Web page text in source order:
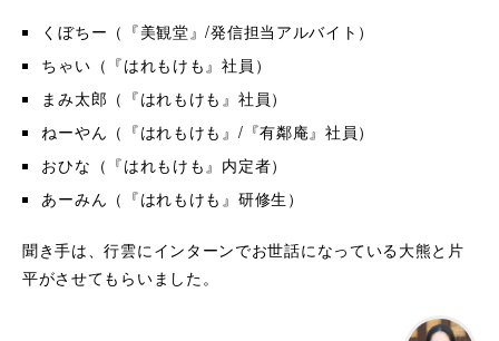
くぼちー（『美観堂』/発信担当アルバイト）
ちゃい（『はれもけも』社員）
まみ太郎（『はれもけも』社員）
ねーやん（『はれもけも』/『有鄰庵』社員）
おひな（『はれもけも』内定者）
あーみん（『はれもけも』研修生）
聞き手は、行雲にインターンでお世話になっている大熊と片
平がさせてもらいました。